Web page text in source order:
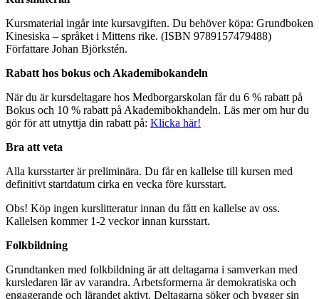
Kursmaterial ingår inte kursavgiften. Du behöver köpa: Grundboken
Kinesiska – språket i Mittens rike. (ISBN 9789157479488)
Författare Johan Björkstén.
Rabatt hos bokus och Akademibokandeln
När du är kursdeltagare hos Medborgarskolan får du 6 % rabatt på
Bokus och 10 % rabatt på Akademibokhandeln. Läs mer om hur du
gör för att utnyttja din rabatt på: Klicka här!
Bra att veta
Alla kursstarter är preliminära. Du får en kallelse till kursen med
definitivt startdatum cirka en vecka före kursstart.
Obs! Köp ingen kurslitteratur innan du fått en kallelse av oss.
Kallelsen kommer 1-2 veckor innan kursstart.
Folkbildning
Grundtanken med folkbildning är att deltagarna i samverkan med
kursledaren lär av varandra. Arbetsformerna är demokratiska och
engagerande och lärandet aktivt. Deltagarna söker och bygger sin